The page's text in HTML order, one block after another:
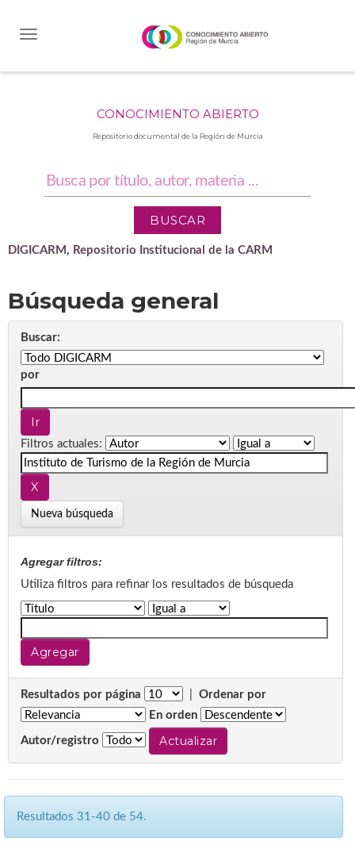
CONOCIMIENTO ABIERTO
Repositorio documental de la Región de Murcia
DIGICARM, Repositorio Institucional de la CARM
Búsqueda general
Buscar:
por
Filtros actuales:
Nueva búsqueda
Agregar filtros:
Utiliza filtros para refinar los resultados de búsqueda
Resultados por página
Ordenar por
En orden
Autor/registro
Resultados 31-40 de 54.